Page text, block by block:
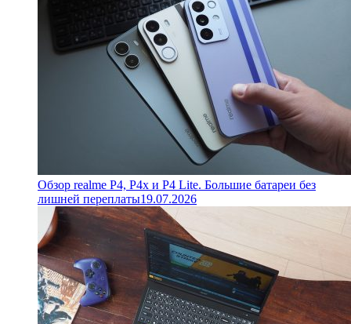
Обзор realme P4, P4x и P4 Lite. Большие батареи без
лишней переплаты19.07.2026